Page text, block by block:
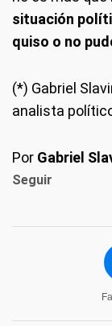
situación
quiso o no
(*) Gabriel
analista
Por Gabriel
Seguir